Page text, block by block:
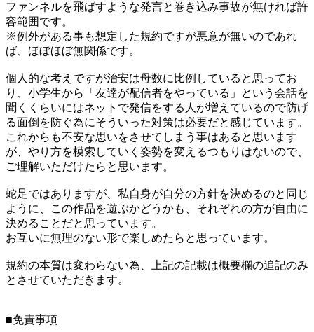
ファンネルを飛ばすような発言と巻き込み事故が無ければ許
容範囲です。
※例外がある事も想定した規約ですが悪意が無いのであれ
ば、ほぼほぼ無関係です。
個人的な考えですが治安は母数に比例していると思ってお
り、小学生から「友達が配信者をやっている」という会話を
聞くくらいにはネットで発信をする人が増えているので防げ
る面倒を防ぐ為にそういった対策は必要だと感じています。
これからも不安な思いをさせてしまう事はあると思います
が、やり方を模索していく姿勢を変えるつもりはないので、
ご理解いただけたらと思います。
蛇足ではありますが、私自身が自分の方針を決めるのと同じ
ように、この作品を遊ぶかどうかも、それぞれの方が自由に
決めることだと思っています。
お互いに無理のない形で楽しめたらと思っています。
規約の本質は変わらない為、上記の記載は概要欄の追記のみ
とさせていただきます。
■免責事項